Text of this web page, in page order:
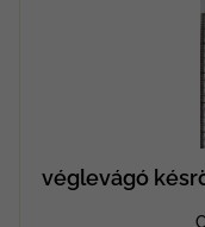
véglevágó